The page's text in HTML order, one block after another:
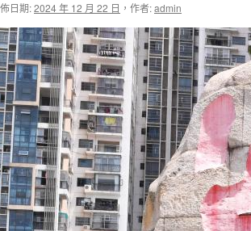
日期:2024 年 12 月 22 日 ， 作者:admin